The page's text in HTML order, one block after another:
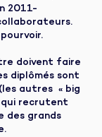
2011-
doivent faire
diplômés sont
autres « big
qui recrutent
des grands